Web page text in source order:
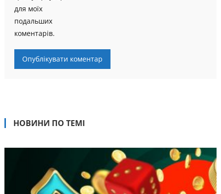
для моїх
подальших
коментарів.
НОВИНИ ПО ТЕМІ